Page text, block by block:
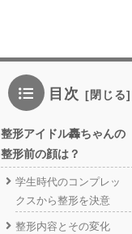
目次
整形アイドル轟ちゃんの
整形前の顔は？
学生時代のコンプレッ
クスから整形を決意
整形内容とその変化